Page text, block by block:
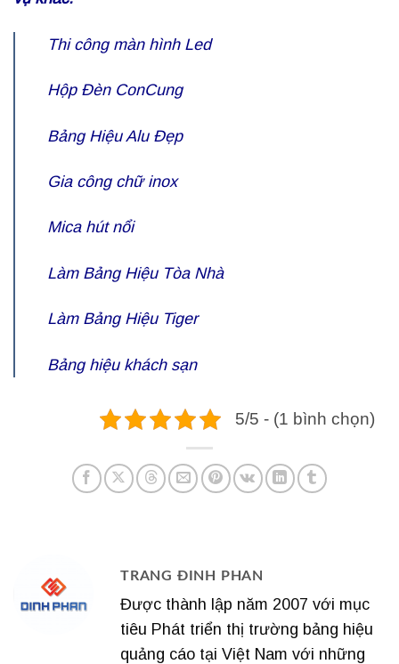
Thi công màn hình Led
Hộp Đèn ConCung
Bảng Hiệu Alu Đẹp
Gia công chữ inox
Mica hút nổi
Làm Bảng Hiệu Tòa Nhà
Làm Bảng Hiệu Tiger
Bảng hiệu khách sạn
5/5 - (1 bình chọn)
TRANG ĐINH PHAN
Được thành lập năm 2007 với mục
tiêu Phát triển thị trường bảng hiệu
quảng cáo tại Việt Nam với những